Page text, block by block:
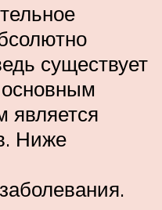
существует
основным
является
Ниже